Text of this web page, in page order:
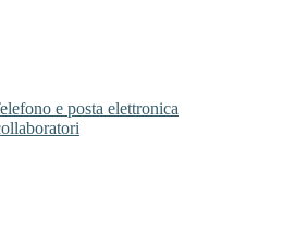
e posta elettronica